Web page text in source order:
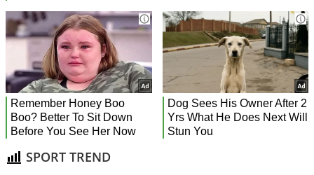
SPORT TREND